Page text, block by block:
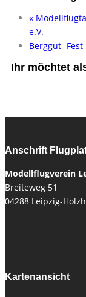
«
e.V.
Berggut-
Ihr möchtet
Anschrift
Modellflugverein
Breiteweg 51
04288 Leipzig-
Kartenansicht